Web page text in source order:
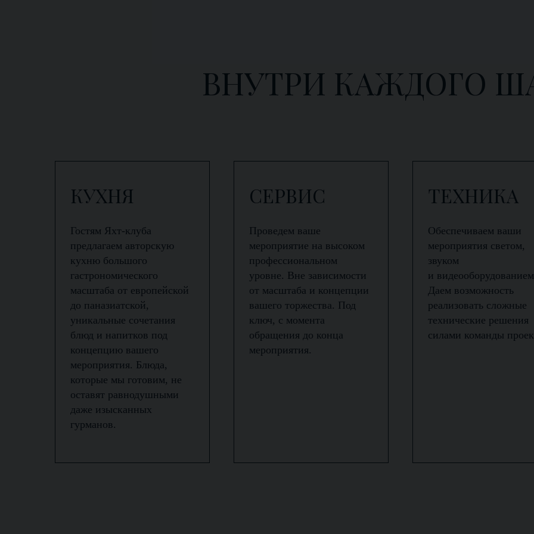
ВНУТРИ КАЖДОГО
КУХНЯ
Гостям Яхт-клуба
предлагаем авторскую
кухню большого
гастрономического
масштаба от европейской
до паназиатской,
уникальные сочетания
блюд и напитков под
концепцию вашего
мероприятия. Блюда,
которые мы готовим, не
оставят равнодушными
даже изысканных
гурманов.
СЕРВИС
Проведем ваше
мероприятие на высоком
профессиональном
уровне. Вне зависимости
от масштаба и концепции
вашего торжества. Под
ключ, с момента
обращения до конца
мероприятия.
ТЕХНИКА
Обеспечиваем ваши
мероприятия светом,
звуком
и
Даем возможность
реализовать сложные
технические решения
силами команды